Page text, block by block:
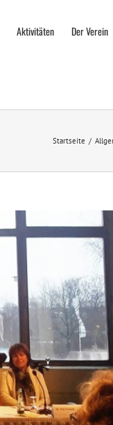
Aktivitäten Der Verein
Startseite